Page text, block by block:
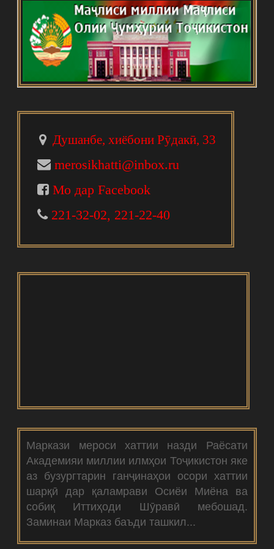
Душанбе, хиёбони Рӯдакӣ, 33
merosikhatti@inbox.ru
Мо дар Facebook
221-32-02, 221-22-40
Маркази мероси хаттии назди Раёсати
Академияи миллии илмҳои Тоҷикистон яке
аз бузургтарин ганҷинаҳои осори хаттии
шарқӣ дар қаламрави Осиёи Миёна ва
собиқ Иттиҳоди Шӯравӣ мебошад.
Заминаи Марказ баъди ташкил...